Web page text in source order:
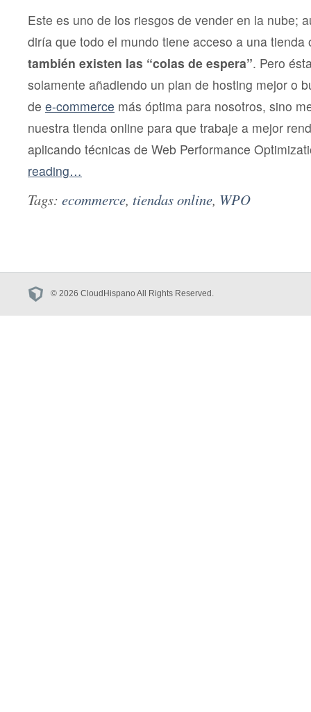
Este es uno de los riesgos de vender en la nube;
diría que todo el mundo tiene acceso a una
también existen las “colas de espera”. Pero
solamente añadiendo un plan de hosting mejor o
de e-commerce más óptima para nosotros, sino
nuestra tienda online para que trabaje a mejor
aplicando técnicas de Web Performance
reading…
Tags: ecommerce, tiendas online, WPO
© 2026 CloudHispano All Rights Reserved.